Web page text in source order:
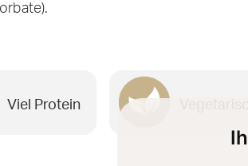
Viel Protein